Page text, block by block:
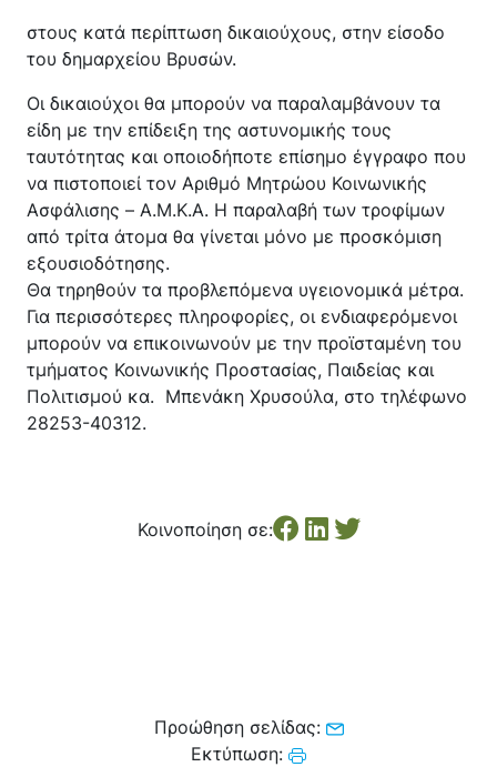
στους κατά περίπτωση δικαιούχους, στην είσοδο
του δημαρχείου Βρυσών.
Οι δικαιούχοι θα μπορούν να παραλαμβάνουν τα
είδη με την επίδειξη της αστυνομικής τους
ταυτότητας και οποιοδήποτε επίσημο έγγραφο που
να πιστοποιεί τον Αριθμό Μητρώου Κοινωνικής
Ασφάλισης – A.M.K.A. Η παραλαβή των τροφίμων
από τρίτα άτομα θα γίνεται μόνο με προσκόμιση
εξουσιοδότησης.
Θα τηρηθούν τα προβλεπόμενα υγειονομικά μέτρα.
Για περισσότερες πληροφορίες, οι ενδιαφερόμενοι
μπορούν να επικοινωνούν με την προϊσταμένη του
τμήματος Κοινωνικής Προστασίας, Παιδείας και
Πολιτισμού κα. Μπενάκη Χρυσούλα, στο τηλέφωνο
28253-40312.
Κοινοποίηση σε:
Προώθηση σελίδας:
Εκτύπωση: